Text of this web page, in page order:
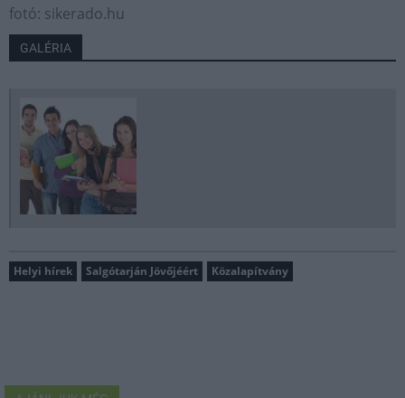
fotó: sikerado.hu
GALÉRIA
Helyi hírek Salgótarján Jövőjéért Közalapítvány